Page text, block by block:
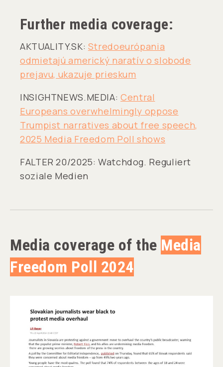
Further media coverage:
AKTUALITY.SK: Stredoeurópania
odmietajú americký naratív o slobode
prejavu, ukazuje prieskum
INSIGHTNEWS.MEDIA: Central
Europeans overwhelmingly oppose
Trumpist narratives about free speech,
2025 Media Freedom Poll shows
FALTER 20/2025: Watchdog. Reguliert
soziale Medien
Media coverage of the Media
Freedom Poll 2024